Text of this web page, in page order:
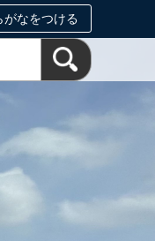
がなをつける